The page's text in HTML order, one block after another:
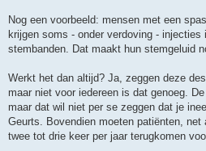
Nog een voorbeeld: mensen met een
krijgen soms - onder verdoving - injecties
stembanden. Dat maakt hun stemgeluid
Werkt het dan altijd? Ja, zeggen deze
maar niet voor iedereen is dat genoeg.
maar dat wil niet per se zeggen dat je
Geurts. Bovendien moeten patiënten,
twee tot drie keer per jaar terugkomen